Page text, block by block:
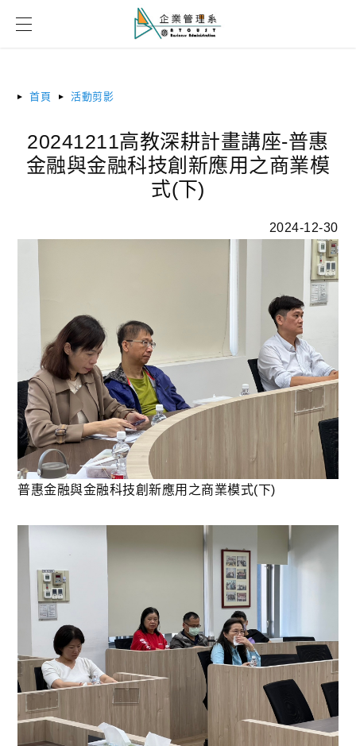
首頁 活動剪影
20241211高教深耕計畫講座-普惠
金融與金融科技創新應用之商業模
式(下)
2024-12-30
普惠金融與金融科技創新應用之商業模式(下)